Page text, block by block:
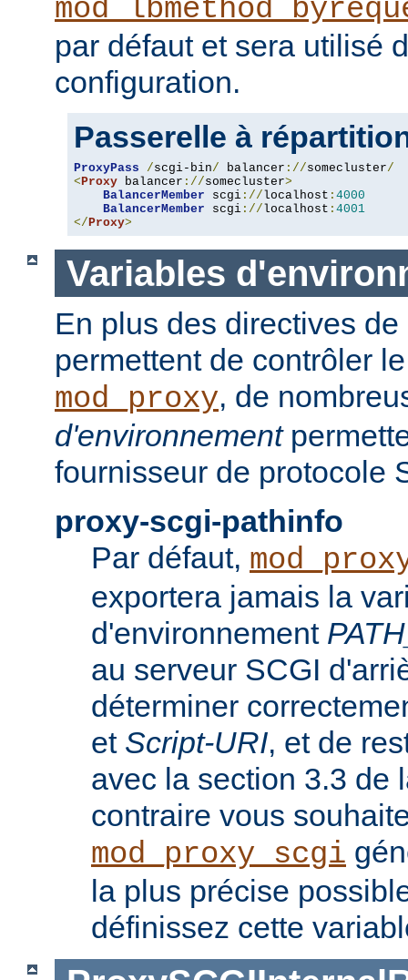
par défaut et sera utilisé
configuration.
Passerelle à
ProxyPass /scgi-bin/ balancer ://somecluster/
< Proxy balancer ://somecluster>
BalancerMember scgi ://localhost : 4000
BalancerMember scgi ://localhost : 4001
</ Proxy>
Variables
En plus des directives
permettent de contrôler
mod_proxy, de
d'environnement
fournisseur de protocole
proxy-scgi-pathinfo
Par défaut,
exportera jamais la
d'environnement
au serveur SCGI
déterminer
et Script-URI, et de
avec la section 3.3 de
contraire vous
mod_proxy_scgi
la plus précise
définissez cette